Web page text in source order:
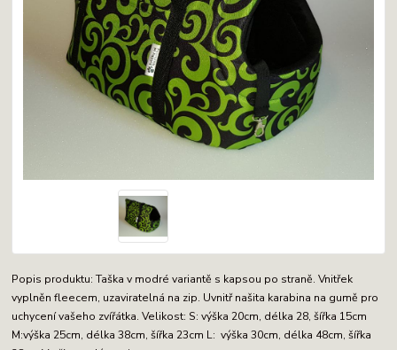
Popis produktu: Taška v modré variantě s kapsou po straně. Vnitřek
vyplněn fleecem, uzaviratelná na zip. Uvnitř našita karabina na gumě pro
uchycení vašeho zvířátka. Velikost: S: výška 20cm, délka 28, šířka 15cm
M:výška 25cm, délka 38cm, šířka 23cm L: výška 30cm, délka 48cm, šířka